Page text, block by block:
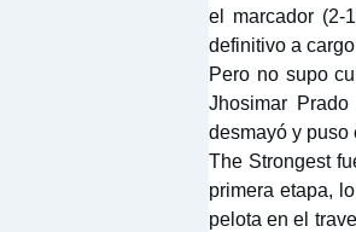
el marcador (2-
definitivo a
Pero no supo
Jhosimar
desmayó y puso
The Strongest
primera etapa,
pelota en el